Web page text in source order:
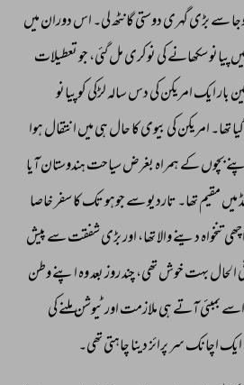
سے بڑی گہری دوستی گانٹھ لی۔ اس دوران میں
پیانو سکھانے کی نوکری مل گئی، جو تعطیلات
بار ایک امریکن کی دس سالہ لڑکی کو پیانو
گیا تھا۔ امریکن کی بیوی کا حال ہی میں انتقال ہوا
بچوں کے ہمراہ بغرض سیاحت ہندوستان آیا
میں مقیم تھا۔ تاردیو سے جوہو تک کا سفر خاصا
اچھی تنخواہ دینے والا تھا، اور بڑی شفقت سے پیش
الحال بہت خوش تھی، چند روز بعد وہ اپنے وطن
اسے بمبئی آتے ہی ملازمت اور ٹیوشن ملنے کی
ایک اچانک سر پرائز دینا چاہتی تھی۔